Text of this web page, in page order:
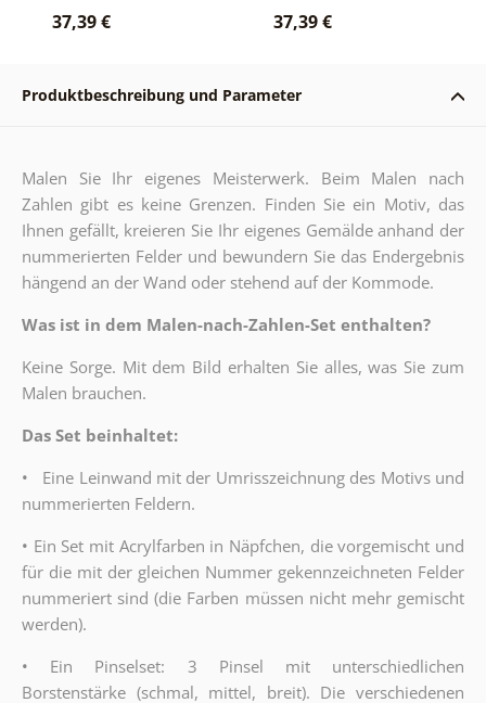
37,39 € 37,39 €
Produktbeschreibung und Parameter
Malen Sie Ihr eigenes Meisterwerk. Beim Malen nach
Zahlen gibt es keine Grenzen. Finden Sie ein Motiv, das
Ihnen gefällt, kreieren Sie Ihr eigenes Gemälde anhand der
nummerierten Felder und bewundern Sie das Endergebnis
hängend an der Wand oder stehend auf der Kommode.
Was ist in dem Malen-nach-Zahlen-Set enthalten?
Keine Sorge. Mit dem Bild erhalten Sie alles, was Sie zum
Malen brauchen.
Das Set beinhaltet:
• Eine Leinwand mit der Umrisszeichnung des Motivs und
nummerierten Feldern.
• Ein Set mit Acrylfarben in Näpfchen, die vorgemischt und
für die mit der gleichen Nummer gekennzeichneten Felder
nummeriert sind (die Farben müssen nicht mehr gemischt
werden).
• Ein Pinselset: 3 Pinsel mit unterschiedlichen
Borstenstärke (schmal, mittel, breit). Die verschiedenen